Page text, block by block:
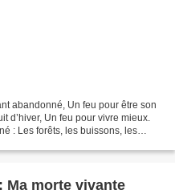
abandonné, Un feu pour être son
d’hiver, Un feu pour vivre mieux.
: Les forêts, les buissons, les
Ma morte vivante